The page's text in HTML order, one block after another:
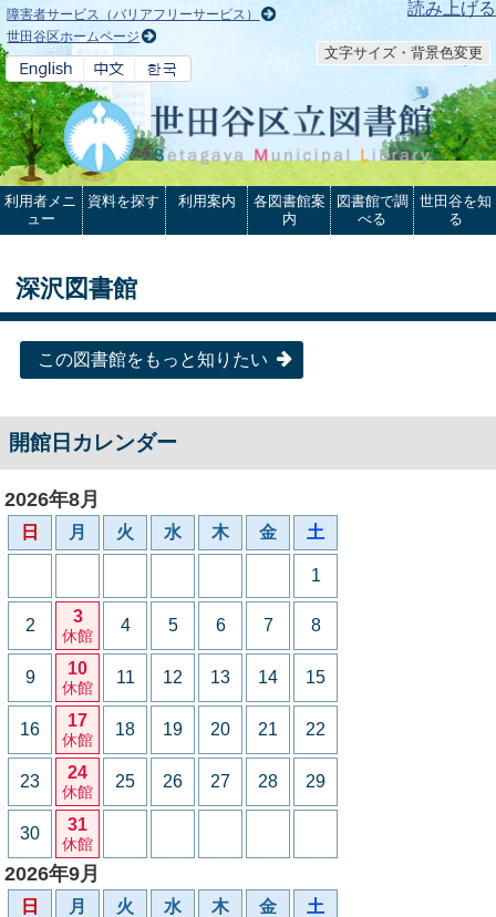
本文へ 読み上げる
障害者サービス（バリアフリーサービス）
世田谷区ホームページ
文字サイズ・背景色変更
利用者メニ
ュー
資料を探す 利用案内
各図書館案
内
図書館で調
べる
世田谷を知
る
深沢図書館
この図書館をもっと知りたい
開館日カレンダー
2026年8月
日 月 火 水 木 金 土
1
2 3
休館
4 5 6 7 8
9 10
休館
11 12 13 14 15
16 17
休館
18 19 20 21 22
23 24
休館
25 26 27 28 29
30 31
休館
2026年9月
日 月 火 水 木 金 土